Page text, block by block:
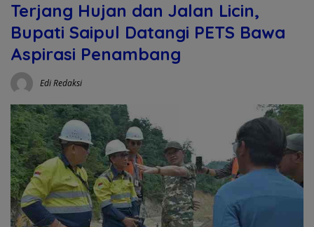
Terjang Hujan dan Jalan Licin,
Bupati Saipul Datangi PETS Bawa
Aspirasi Penambang
Edi Redaksi